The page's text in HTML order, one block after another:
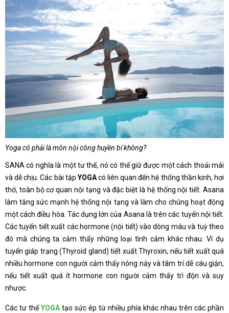
Yoga có phải là môn nội công huyền bí không?
SANA có nghĩa là một tư thế, nó có thể giữ được một cách thoải mái
và dễ chịu. Các bài tập YOGAcó liên quan đến hệ thống thần kinh, hơi
thở, toàn bộ cơ quan nội tạng và đặc biệt là hệ thống nội tiết. Asana
làm tăng sức mạnh hệ thống nội tạng và làm cho chúng hoạt động
một cách điều hòa. Tác dụng lớn của Asana là trên các tuyến nội tiết.
Các tuyến tiết xuất các hormone (nội tiết) vào dòng máu và tuỳ theo
đó mà chúng ta cảm thấy những loại tình cảm khác nhau. Ví dụ
tuyến giáp trạng (Thyroid gland) tiết xuất Thyroxin, nếu tiết xuất quá
nhiều hormone con người cảm thấy nóng nảy và tâm trí dễ cáu giận,
nếu tiết xuất quá ít hormone con người cảm thấy trì độn và suy
nhược.
Các tư thếYOGAtạo sức ép từ nhiều phía khác nhau trên các phần